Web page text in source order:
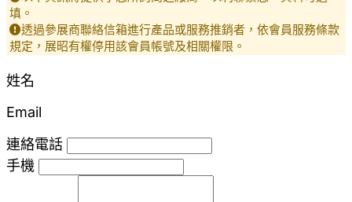
填。
透過參展商聯絡信箱進行產品或服務推銷者，依會員服務條款
規定，展昭有權停用該會員帳號及相關權限。
姓名
Email
連絡電話
手機